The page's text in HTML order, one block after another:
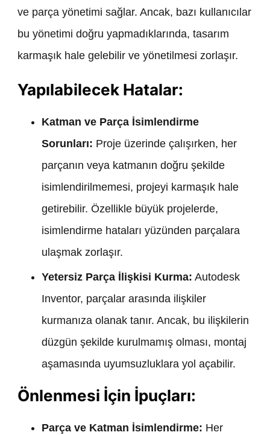
ve parça yönetimi sağlar. Ancak, bazı kullanıcılar
bu yönetimi doğru yapmadıklarında, tasarım
karmaşık hale gelebilir ve yönetilmesi zorlaşır.
Yapılabilecek Hatalar:
Katman ve Parça İsimlendirme
Sorunları: Proje üzerinde çalışırken, her
parçanın veya katmanın doğru şekilde
isimlendirilmemesi, projeyi karmaşık hale
getirebilir. Özellikle büyük projelerde,
isimlendirme hataları yüzünden parçalara
ulaşmak zorlaşır.
Yetersiz Parça İlişkisi Kurma: Autodesk
Inventor, parçalar arasında ilişkiler
kurmanıza olanak tanır. Ancak, bu ilişkilerin
düzgün şekilde kurulmamış olması, montaj
aşamasında uyumsuzluklara yol açabilir.
Önlenmesi İçin İpuçları:
Parça ve Katman İsimlendirme: Her